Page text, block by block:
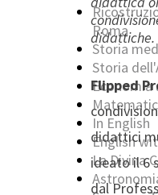
didattiche.
Flipped
didattici
ideato il 6
dal
Roma
Storia
Storia
Economia
In English
English
La Divina